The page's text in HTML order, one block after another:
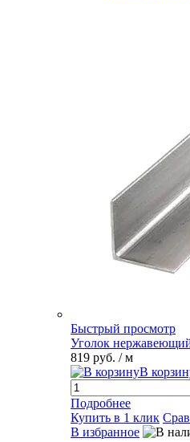
Быстрый просмотр
Уголок
819 руб. / м
В
Подробнее
Купить в 1 клик
В избранное